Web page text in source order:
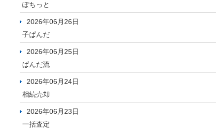
ぽちっと
2026年06月26日
子ぱんだ
2026年06月25日
ぱんだ流
2026年06月24日
相続売却
2026年06月23日
一括査定